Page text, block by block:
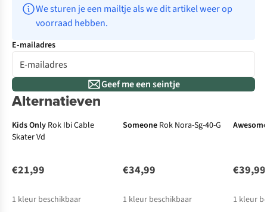
We sturen je een mailtje als we dit artikel weer op
voorraad hebben.
E-mailadres
Geef me een seintje
Alternatieven
Kids Only Rok Ibi Cable
Skater Vd
€21,99
1 kleur beschikbaar
+ gratis cadeau
Someone Rok Nora-Sg-40-G
€34,99
1 kleur beschikbaar
€39,99
1 kleur